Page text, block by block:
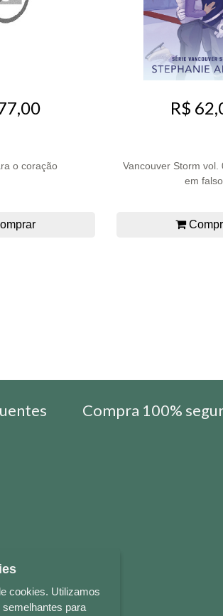
o coração
R$
Vancouver Storm vol.
em falso
Compra 100%
cookies. Utilizamos
para